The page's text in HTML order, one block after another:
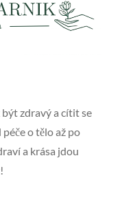
zdravý a cítit se
o tělo až po
a krása jdou